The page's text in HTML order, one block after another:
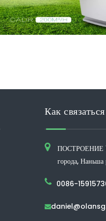
Как
ПОСТРОЕНИЕ
города,
0086-
